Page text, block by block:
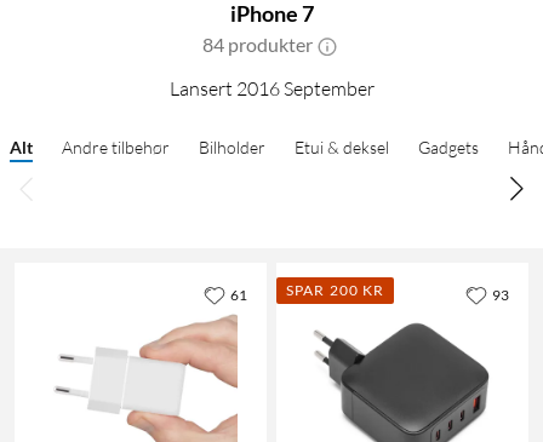
iPhone 7
84 produkter
Lansert 2016 September
Alt Andre tilbehør Bilholder Etui & deksel Gadgets
61 SPAR 200 KR 93